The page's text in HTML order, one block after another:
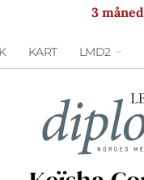
3
KART LMD2